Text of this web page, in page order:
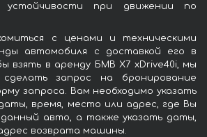
устойчивости при движении по
с ценами и техническими
автомобиля с доставкой его в
взять в аренду БМВ X7 xDrive40i, мы
запрос на бронирование
запроса. Вам необходимо указать
время, место или адрес, где Вы
авто, а также указать даты,
возврата машины.